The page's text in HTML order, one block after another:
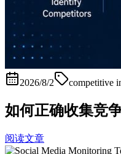
2026/8/2 competitive
如何正确收集竞
阅读文章